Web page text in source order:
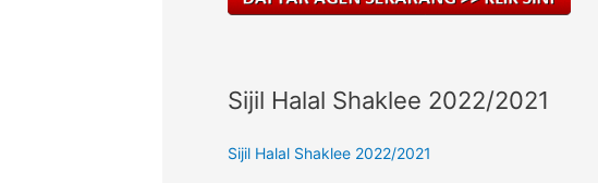
Sijil Halal Shaklee 2022/2021
Sijil Halal Shaklee 2022/2021